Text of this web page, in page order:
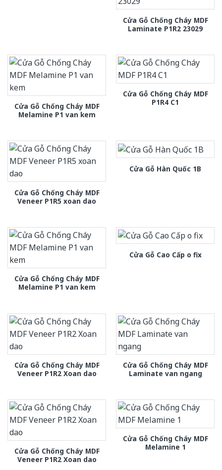
Cửa Gỗ Chống Cháy MDF
Laminate P1R2 23029
Cửa Gỗ Chống Cháy MDF
Melamine P1 van kem
Cửa Gỗ Chống Cháy MDF
P1R4 C1
Cửa Gỗ Chống Cháy MDF
Veneer P1R5 xoan dao
Cửa Gỗ Hàn Quốc 1B
Cửa Gỗ Chống Cháy MDF
Melamine P1 van kem
Cửa Gỗ Cao Cấp o fix
Cửa Gỗ Chống Cháy MDF
Veneer P1R2 Xoan dao
Cửa Gỗ Chống Cháy MDF
Laminate van ngang
Cửa Gỗ Chống Cháy MDF
Veneer P1R2 Xoan dao
Cửa Gỗ Chống Cháy MDF
Melamine 1